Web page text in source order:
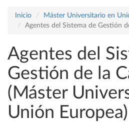
Inicio
Máster Universitario en
Agentes del Sistema de Gestión
Agentes del
Gestión de la
(Máster
Unión Europea)